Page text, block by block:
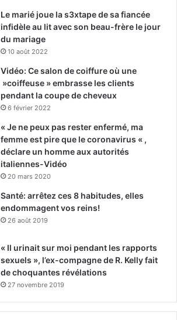
Le marié joue la s3xtape de sa fiancée
infidèle au lit avec son beau-frère le jour
du mariage
10 août 2022
Vidéo: Ce salon de coiffure où une
»coiffeuse » embrasse les clients
pendant la coupe de cheveux
6 février 2022
« Je ne peux pas rester enfermé, ma
femme est pire que le coronavirus « ,
déclare un homme aux autorités
italiennes-Vidéo
20 mars 2020
Santé: arrêtez ces 8 habitudes, elles
endommagent vos reins!
26 août 2019
« Il urinait sur moi pendant les rapports
sexuels », l’ex-compagne de R. Kelly fait
de choquantes révélations
27 novembre 2019